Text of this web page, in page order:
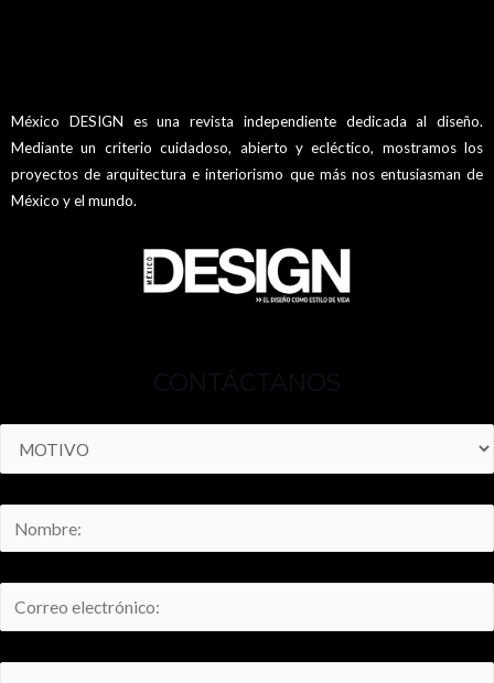
México DESIGN es una revista independiente dedicada al diseño.
Mediante un criterio cuidadoso, abierto y ecléctico, mostramos los
proyectos de arquitectura e interiorismo que más nos entusiasman de
México y el mundo.
CONTÁCTANOS